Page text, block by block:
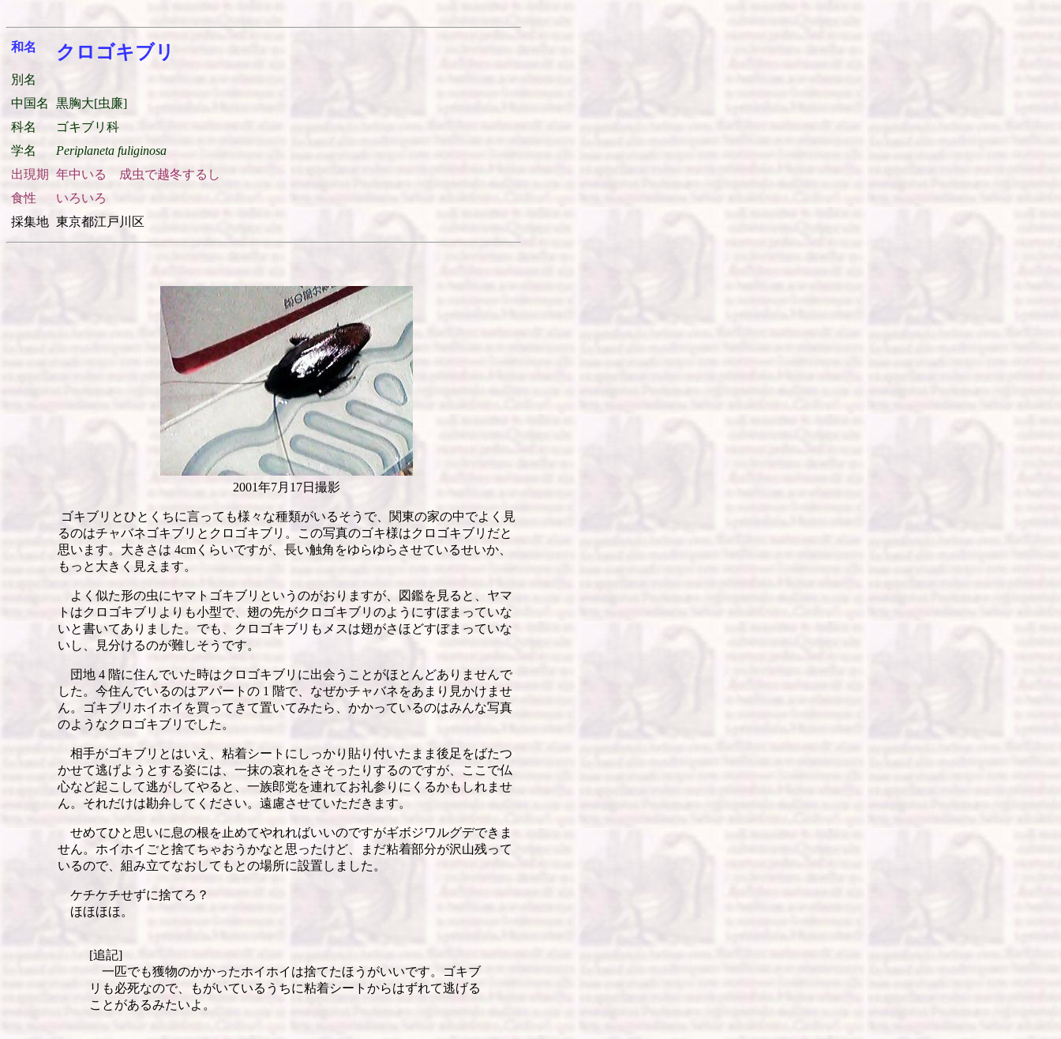
和名 クロゴキブリ
別名
中国名
黒胸大[虫廉]
科名
ゴキブリ科
学名
Periplaneta fuliginosa
出現期
年中いる 成虫で越冬するし
食性
いろいろ
採集地 東京都江戸川区
2001年7月17日撮影
ゴキブリとひとくちに言っても様々な種類がいるそうで、関東の家の中でよく見
るのはチャバネゴキブリとクロゴキブリ。この写真のゴキ様はクロゴキブリだと
思います。大きさは 4cmくらいですが、長い触角をゆらゆらさせているせいか、
もっと大きく見えます。
よく似た形の虫にヤマトゴキブリというのがおりますが、図鑑を見ると、ヤマ
トはクロゴキブリよりも小型で、翅の先がクロゴキブリのようにすぼまっていな
いと書いてありました。でも、クロゴキブリもメスは翅がさほどすぼまっていな
いし、見分けるのが難しそうです。
団地 4 階に住んでいた時はクロゴキブリに出会うことがほとんどありませんで
した。今住んでいるのはアパートの 1 階で、なぜかチャバネをあまり見かけませ
ん。ゴキブリホイホイを買ってきて置いてみたら、かかっているのはみんな写真
のようなクロゴキブリでした。
相手がゴキブリとはいえ、粘着シートにしっかり貼り付いたまま後足をばたつ
かせて逃げようとする姿には、一抹の哀れをさそったりするのですが、ここで仏
心など起こして逃がしてやると、一族郎党を連れてお礼参りにくるかもしれませ
ん。それだけは勘弁してください。遠慮させていただきます。
せめてひと思いに息の根を止めてやれればいいのですがギボジワルグデできま
せん。ホイホイごと捨てちゃおうかなと思ったけど、まだ粘着部分が沢山残って
いるので、組み立てなおしてもとの場所に設置しました。
ケチケチせずに捨てろ？
ほほほほ。
[追記]
一匹でも獲物のかかったホイホイは捨てたほうがいいです。ゴキブ
リも必死なので、もがいているうちに粘着シートからはずれて逃げる
ことがあるみたいよ。